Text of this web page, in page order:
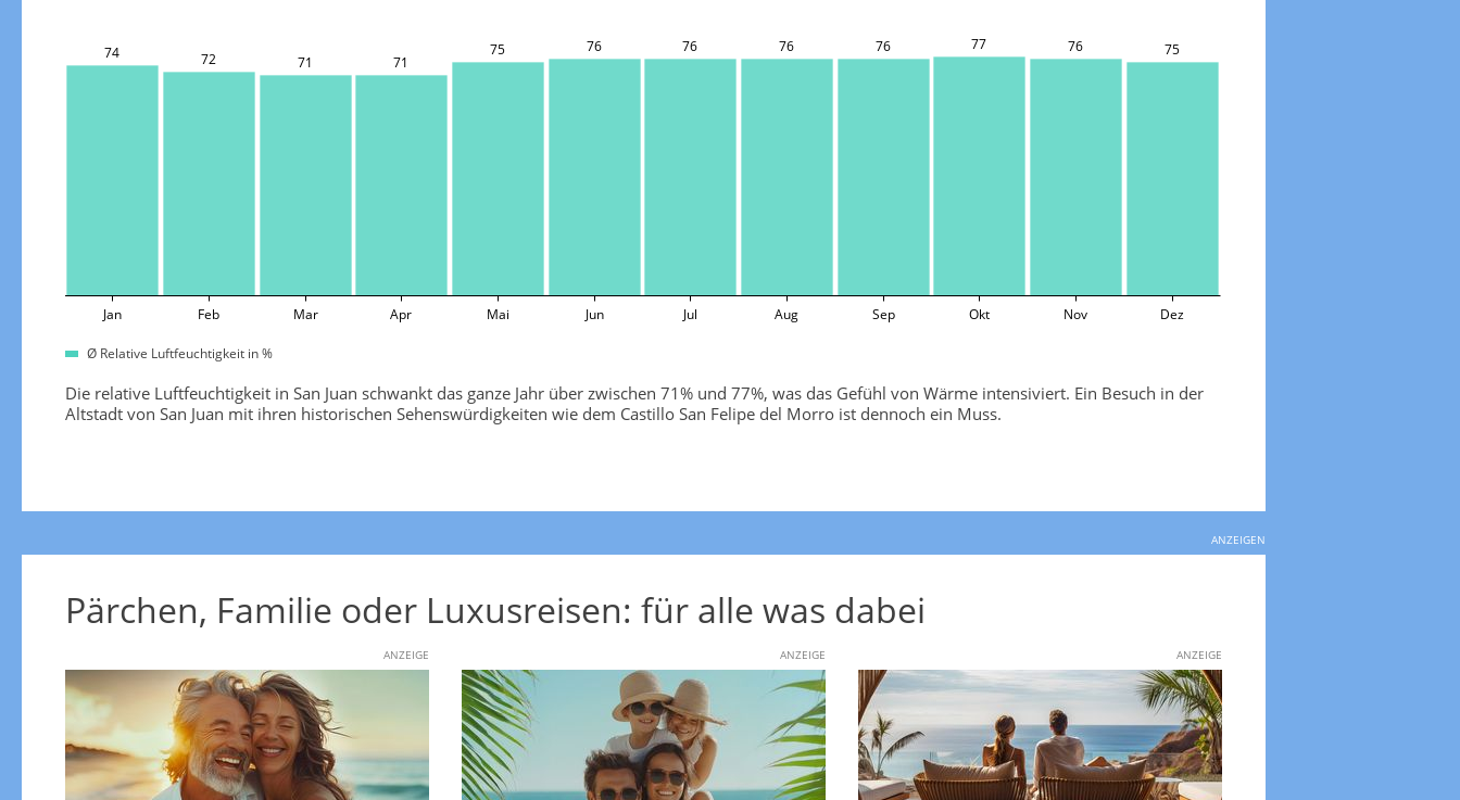
74 72 71 71
75 76 76 76 76 77 76 75
Jan Feb Mar Apr Mai Jun Jul Aug Sep Okt Nov Dez
Ø Relative Luftfeuchtigkeit in %
Die relative Luftfeuchtigkeit in San Juan schwankt das ganze Jahr über zwischen 71% und 77%, was das Gefühl von Wärme intensiviert. Ein Besuch in der
Altstadt von San Juan mit ihren historischen Sehenswürdigkeiten wie dem Castillo San Felipe del Morro ist dennoch ein Muss.
ANZEIGEN
Pärchen, Familie oder Luxusreisen: für alle was dabei
ANZEIGE ANZEIGE ANZEIGE